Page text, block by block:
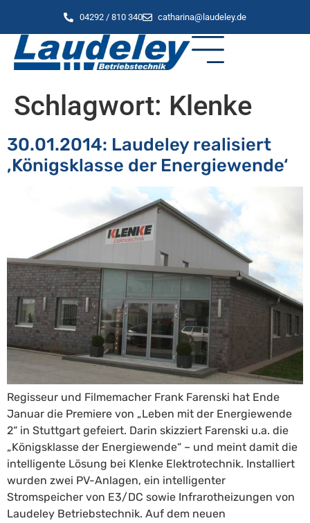
04292 / 810 340 catharina@laudeley.de
Schlagwort: Klenke
30.01.2014: Laudeley realisiert
‚Königsklasse der Energiewende‘
Regisseur und Filmemacher Frank Farenski hat Ende
Januar die Premiere von „Leben mit der Energiewende
2“ in Stuttgart gefeiert. Darin skizziert Farenski u.a. die
„Königsklasse der Energiewende“ – und meint damit die
intelligente Lösung bei Klenke Elektrotechnik. Installiert
wurden zwei PV-Anlagen, ein intelligenter
Stromspeicher von E3/DC sowie Infrarotheizungen von
Laudeley Betriebstechnik. Auf dem neuen